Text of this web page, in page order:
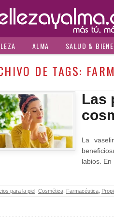
ALMA SALUD &
DE TAGS:
Las
La
labios. En
para la piel Cosmética Farmacéutica